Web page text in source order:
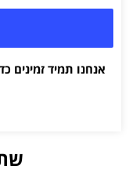
אנחנו תמיד זמינים